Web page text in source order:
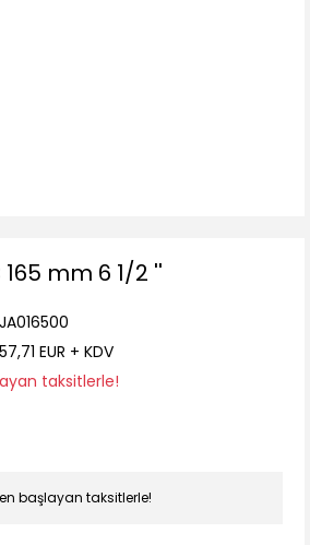
165 mm 6 1/2 ''
JA016500
57,71 EUR + KDV
taksitlerle!
başlayan taksitlerle!